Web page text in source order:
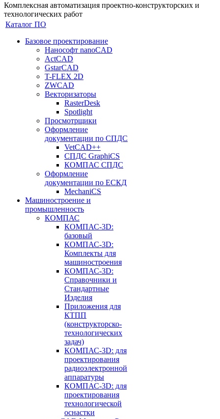
Комплексная автоматизация проектно-конструкторских и
технологических работ
Каталог ПО
Базовое проектирование
Нанософт nanoCAD
ActCAD
GstarCAD
T-FLEX 2D
ZWCAD
Векторизаторы
RasterDesk
Spotlight
Просмотрщики
Оформление
документации по СПДС
VetCAD++
СПДС GraphiCS
КОМПАС СПДС
Оформление
документации по ЕСКД
MechaniCS
Машиностроение и
промышленность
КОМПАС
КОМПАС-3D:
базовый
КОМПАС-3D:
Комплекты для
машиностроения
КОМПАС-3D:
Справочники и
Стандартные
Изделия
Приложения для
КТПП
(конструкторско-
технологических
задач)
КОМПАС-3D: для
проектирования
радиоэлектронной
аппаратуры
КОМПАС-3D: для
проектирования
технологической
оснастки